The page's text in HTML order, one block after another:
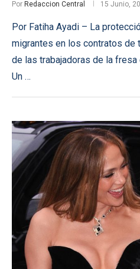
Por Redaccion Central 15 Junio,
Por Fatiha Ayadi – La
migrantes en los contratos de
de las trabajadoras de la fresa
Un …